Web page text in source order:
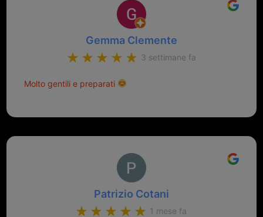
Gemma Clemente
3 settimane fa
Molto gentili e preparati
Patrizio Cotani
1 mese fa